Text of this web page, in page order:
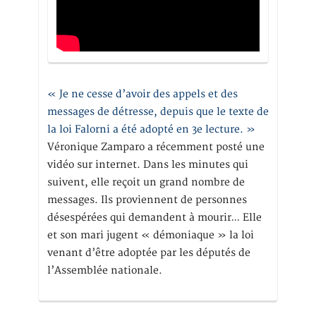
« Je ne cesse d’avoir des appels et des
messages de détresse, depuis que le texte de
la loi Falorni a été adopté en 3e lecture. »
Véronique Zamparo a récemment posté une
vidéo sur internet. Dans les minutes qui
suivent, elle reçoit un grand nombre de
messages. Ils proviennent de personnes
désespérées qui demandent à mourir… Elle
et son mari jugent « démoniaque » la loi
venant d’être adoptée par les députés de
l’Assemblée nationale.